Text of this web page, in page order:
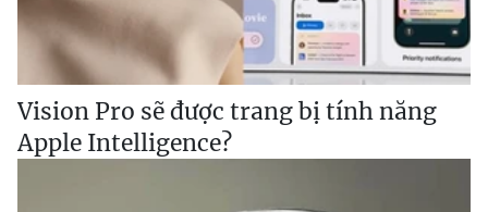
Vision Pro sẽ được trang bị tính năng
Apple Intelligence?